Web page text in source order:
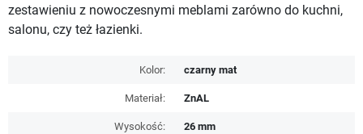
zestawieniu z nowoczesnymi meblami zarówno do kuchni,
salonu, czy też łazienki.
Kolor: czarny mat
Materiał: ZnAL
Wysokość: 26 mm